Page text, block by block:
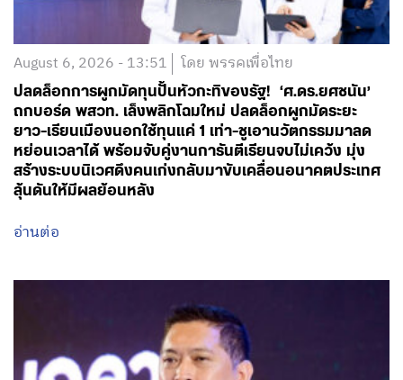
August 6, 2026 - 13:51 โดย พรรคเพื่อไทย
ปลดล็อกการผูกมัดทุนปั้นหัวกะทิของรัฐ! ‘ศ.ดร.ยศชนัน’
ถกบอร์ด พสวท. เล็งพลิกโฉมใหม่ ปลดล็อกผูกมัดระยะ
ยาว-เรียนเมืองนอกใช้ทุนแค่ 1 เท่า-ชูเอานวัตกรรมมาลด
หย่อนเวลาได้ พร้อมจับคู่งานการันตีเรียนจบไม่เคว้ง มุ่ง
สร้างระบบนิเวศดึงคนเก่งกลับมาขับเคลื่อนอนาคตประเทศ
ลุ้นดันให้มีผลย้อนหลัง
อ่านต่อ